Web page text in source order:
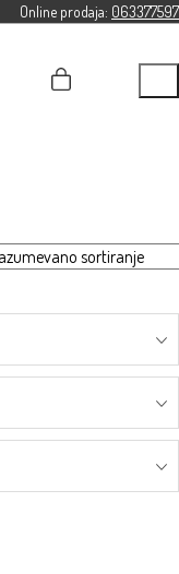
Online prodaja: 063377597